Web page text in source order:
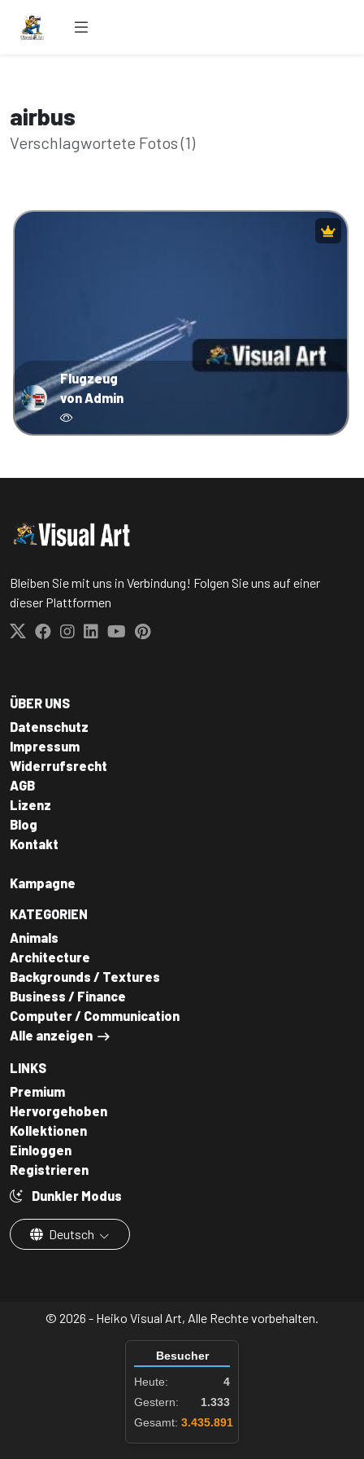
airbus
Verschlagwortete Fotos (1)
Flugzeug
von Admin
Bleiben Sie mit uns in Verbindung! Folgen Sie uns auf einer
dieser Plattformen
ÜBER UNS
Datenschutz
Impressum
Widerrufsrecht
AGB
Lizenz
Blog
Kontakt
Kampagne
KATEGORIEN
Animals
Architecture
Backgrounds / Textures
Business / Finance
Computer / Communication
Alle anzeigen
LINKS
Premium
Hervorgehoben
Kollektionen
Einloggen
Registrieren
Dunkler Modus
Deutsch
© 2026 - Heiko Visual Art, Alle Rechte vorbehalten.
Besucher
Heute:
4
Gestern:
1.333
Gesamt: 3.435.891